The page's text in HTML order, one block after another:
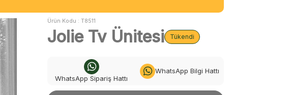
Ürün Kodu :T8511
Jolie Tv Ünitesi Tükendi
WhatsApp Sipariş Hattı
WhatsApp Bilgi Hattı